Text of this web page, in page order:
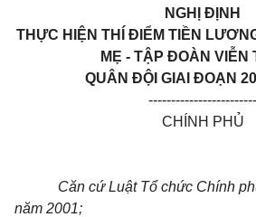
NGHỊ ĐỊNH
THỰC HIỆN THÍ ĐIỂM TIỀN
MẸ - TẬP ĐOÀN VIỄN
QUÂN ĐỘI GIAI ĐOẠN
------------------------
CHÍNH PHỦ
Căn cứ Luật Tổ chức Chính
năm 2001;